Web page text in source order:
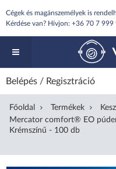
Cégek és magánszemélyek is
Kérdése van? Hívjon: +36 70 7 999
Belépés / Regisztráció
Főoldal Termékek
Mercator comfort® EO
Krémszínű - 100 db